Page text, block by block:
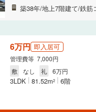
築38年/地上7階建て/鉄筋
6万円 即入居可
管理費等 7,000円
敷
なし 礼 6万円
3LDK 81.52m2 6階